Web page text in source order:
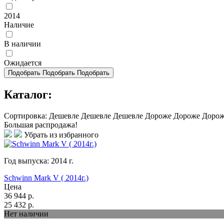
2014
Наличие
В наличии
Ожидается
Подобрать Подобрать Подобрать
Каталог:
Сортировка: Дешевле Дешевле Дешевле Дороже Дороже
Большая распродажа!
Убрать из избранного
Год выпуска: 2014 г.
Schwinn Mark V ( 2014г.)
Цена
36 944 р.
25 432 р.
Нет наличии